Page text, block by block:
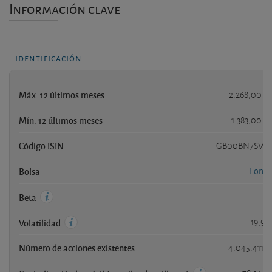
Información clave
identificación
Máx. 12 últimos meses 2.268,00
Mín. 12 últimos meses 1.383,00
Código ISIN
Bolsa
Beta
Volatilidad
Número de acciones existentes